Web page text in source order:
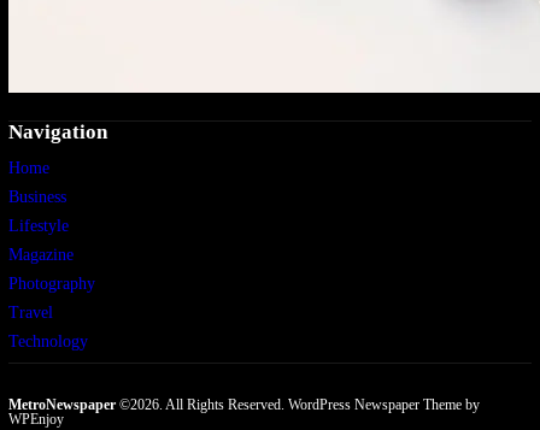
Navigation
Home
Business
Lifestyle
Magazine
Photography
Travel
Technology
MetroNewspaper©2026. All Rights Reserved. WordPress Newspaper Themeby
WPEnjoy